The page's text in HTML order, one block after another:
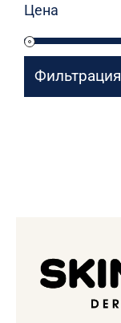
Цена
Фильтрация